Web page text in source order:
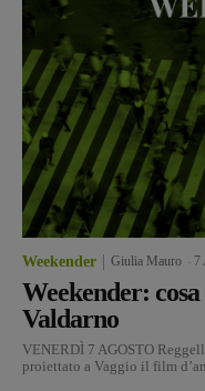
Weekender Giulia Mauro 7
Weekender:
Valdarno
VENERDÌ 7 AGOSTO
proiettato a Vaggio il film